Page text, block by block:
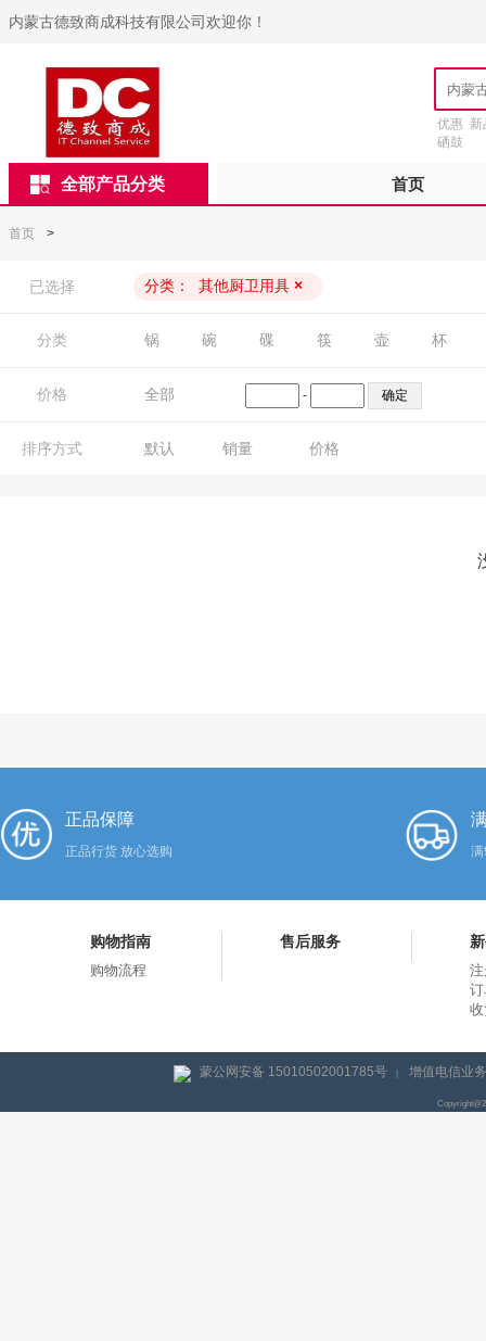
内蒙古德致商成科技有限公司欢迎你！
优惠 新
硒鼓
全部产品分类 首页
首页 >
已选择 分类： 其他厨卫用具 ×
分类 锅 碗 碟 筷 壶 杯
价格 全部 -
排序方式 默认 销量 价格
正品保障
正品行货 放心选购
购物指南
购物流程
售后服务
蒙公网安备 15010502001785号 | 增值电信业